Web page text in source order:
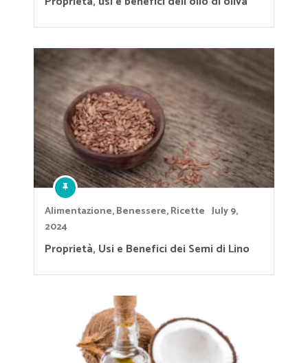
Alimentazione,Benessere,Ricette July 9,
2024
Proprietà, Usi e Benefici dei Semi di Lino